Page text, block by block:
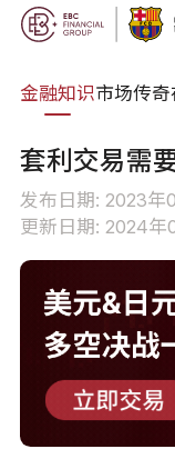
金融知识市场传奇
套利交易需
发布日期: 2023年
更新日期: 2024年